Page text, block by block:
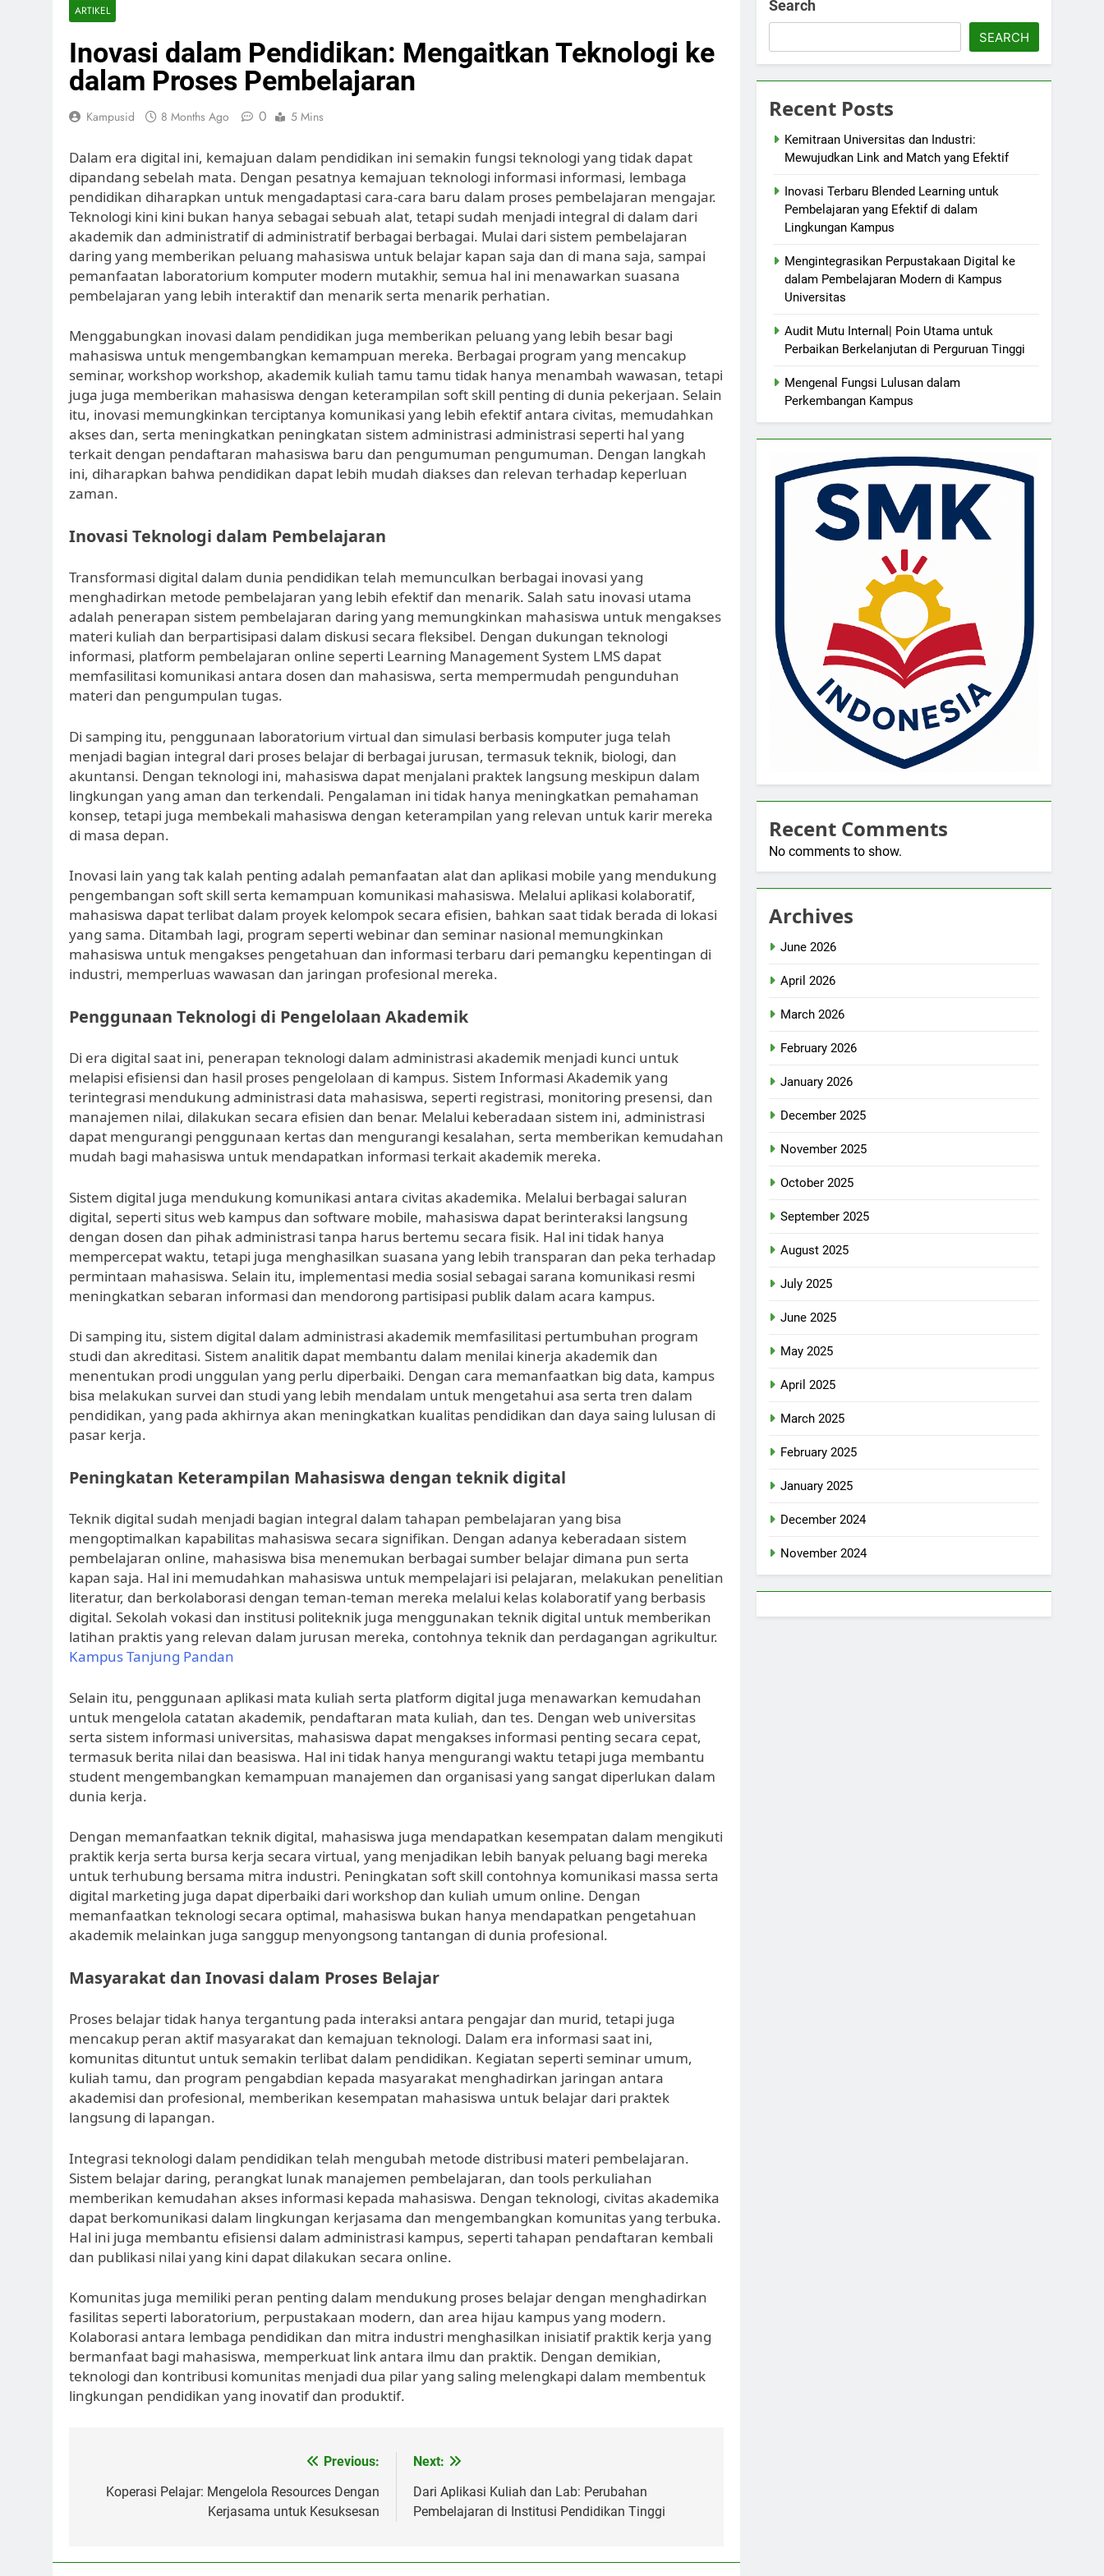
ARTIKEL
Inovasi dalam Pendidikan: Mengaitkan Teknologi ke
dalam Proses Pembelajaran
Kampusid 8 Months Ago 0 5 Mins
Dalam era digital ini, kemajuan dalam pendidikan ini semakin fungsi teknologi yang tidak dapat
dipandang sebelah mata. Dengan pesatnya kemajuan teknologi informasi informasi, lembaga
pendidikan diharapkan untuk mengadaptasi cara-cara baru dalam proses pembelajaran mengajar.
Teknologi kini kini bukan hanya sebagai sebuah alat, tetapi sudah menjadi integral di dalam dari
akademik dan administratif di administratif berbagai berbagai. Mulai dari sistem pembelajaran
daring yang memberikan peluang mahasiswa untuk belajar kapan saja dan di mana saja, sampai
pemanfaatan laboratorium komputer modern mutakhir, semua hal ini menawarkan suasana
pembelajaran yang lebih interaktif dan menarik serta menarik perhatian.
Menggabungkan inovasi dalam pendidikan juga memberikan peluang yang lebih besar bagi
mahasiswa untuk mengembangkan kemampuan mereka. Berbagai program yang mencakup
seminar, workshop workshop, akademik kuliah tamu tamu tidak hanya menambah wawasan, tetapi
juga juga memberikan mahasiswa dengan keterampilan soft skill penting di dunia pekerjaan. Selain
itu, inovasi memungkinkan terciptanya komunikasi yang lebih efektif antara civitas, memudahkan
akses dan, serta meningkatkan peningkatan sistem administrasi administrasi seperti hal yang
terkait dengan pendaftaran mahasiswa baru dan pengumuman pengumuman. Dengan langkah
ini, diharapkan bahwa pendidikan dapat lebih mudah diakses dan relevan terhadap keperluan
zaman.
Inovasi Teknologi dalam Pembelajaran
Transformasi digital dalam dunia pendidikan telah memunculkan berbagai inovasi yang
menghadirkan metode pembelajaran yang lebih efektif dan menarik. Salah satu inovasi utama
adalah penerapan sistem pembelajaran daring yang memungkinkan mahasiswa untuk mengakses
materi kuliah dan berpartisipasi dalam diskusi secara fleksibel. Dengan dukungan teknologi
informasi, platform pembelajaran online seperti Learning Management System LMS dapat
memfasilitasi komunikasi antara dosen dan mahasiswa, serta mempermudah pengunduhan
materi dan pengumpulan tugas.
Di samping itu, penggunaan laboratorium virtual dan simulasi berbasis komputer juga telah
menjadi bagian integral dari proses belajar di berbagai jurusan, termasuk teknik, biologi, dan
akuntansi. Dengan teknologi ini, mahasiswa dapat menjalani praktek langsung meskipun dalam
lingkungan yang aman dan terkendali. Pengalaman ini tidak hanya meningkatkan pemahaman
konsep, tetapi juga membekali mahasiswa dengan keterampilan yang relevan untuk karir mereka
di masa depan.
Inovasi lain yang tak kalah penting adalah pemanfaatan alat dan aplikasi mobile yang mendukung
pengembangan soft skill serta kemampuan komunikasi mahasiswa. Melalui aplikasi kolaboratif,
mahasiswa dapat terlibat dalam proyek kelompok secara efisien, bahkan saat tidak berada di lokasi
yang sama. Ditambah lagi, program seperti webinar dan seminar nasional memungkinkan
mahasiswa untuk mengakses pengetahuan dan informasi terbaru dari pemangku kepentingan di
industri, memperluas wawasan dan jaringan profesional mereka.
Penggunaan Teknologi di Pengelolaan Akademik
Di era digital saat ini, penerapan teknologi dalam administrasi akademik menjadi kunci untuk
melapisi efisiensi dan hasil proses pengelolaan di kampus. Sistem Informasi Akademik yang
terintegrasi mendukung administrasi data mahasiswa, seperti registrasi, monitoring presensi, dan
manajemen nilai, dilakukan secara efisien dan benar. Melalui keberadaan sistem ini, administrasi
dapat mengurangi penggunaan kertas dan mengurangi kesalahan, serta memberikan kemudahan
mudah bagi mahasiswa untuk mendapatkan informasi terkait akademik mereka.
Sistem digital juga mendukung komunikasi antara civitas akademika. Melalui berbagai saluran
digital, seperti situs web kampus dan software mobile, mahasiswa dapat berinteraksi langsung
dengan dosen dan pihak administrasi tanpa harus bertemu secara fisik. Hal ini tidak hanya
mempercepat waktu, tetapi juga menghasilkan suasana yang lebih transparan dan peka terhadap
permintaan mahasiswa. Selain itu, implementasi media sosial sebagai sarana komunikasi resmi
meningkatkan sebaran informasi dan mendorong partisipasi publik dalam acara kampus.
Di samping itu, sistem digital dalam administrasi akademik memfasilitasi pertumbuhan program
studi dan akreditasi. Sistem analitik dapat membantu dalam menilai kinerja akademik dan
menentukan prodi unggulan yang perlu diperbaiki. Dengan cara memanfaatkan big data, kampus
bisa melakukan survei dan studi yang lebih mendalam untuk mengetahui asa serta tren dalam
pendidikan, yang pada akhirnya akan meningkatkan kualitas pendidikan dan daya saing lulusan di
pasar kerja.
Peningkatan Keterampilan Mahasiswa dengan teknik digital
Teknik digital sudah menjadi bagian integral dalam tahapan pembelajaran yang bisa
mengoptimalkan kapabilitas mahasiswa secara signifikan. Dengan adanya keberadaan sistem
pembelajaran online, mahasiswa bisa menemukan berbagai sumber belajar dimana pun serta
kapan saja. Hal ini memudahkan mahasiswa untuk mempelajari isi pelajaran, melakukan penelitian
literatur, dan berkolaborasi dengan teman-teman mereka melalui kelas kolaboratif yang berbasis
digital. Sekolah vokasi dan institusi politeknik juga menggunakan teknik digital untuk memberikan
latihan praktis yang relevan dalam jurusan mereka, contohnya teknik dan perdagangan agrikultur.
Kampus Tanjung Pandan
Selain itu, penggunaan aplikasi mata kuliah serta platform digital juga menawarkan kemudahan
untuk mengelola catatan akademik, pendaftaran mata kuliah, dan tes. Dengan web universitas
serta sistem informasi universitas, mahasiswa dapat mengakses informasi penting secara cepat,
termasuk berita nilai dan beasiswa. Hal ini tidak hanya mengurangi waktu tetapi juga membantu
student mengembangkan kemampuan manajemen dan organisasi yang sangat diperlukan dalam
dunia kerja.
Dengan memanfaatkan teknik digital, mahasiswa juga mendapatkan kesempatan dalam mengikuti
praktik kerja serta bursa kerja secara virtual, yang menjadikan lebih banyak peluang bagi mereka
untuk terhubung bersama mitra industri. Peningkatan soft skill contohnya komunikasi massa serta
digital marketing juga dapat diperbaiki dari workshop dan kuliah umum online. Dengan
memanfaatkan teknologi secara optimal, mahasiswa bukan hanya mendapatkan pengetahuan
akademik melainkan juga sanggup menyongsong tantangan di dunia profesional.
Masyarakat dan Inovasi dalam Proses Belajar
Proses belajar tidak hanya tergantung pada interaksi antara pengajar dan murid, tetapi juga
mencakup peran aktif masyarakat dan kemajuan teknologi. Dalam era informasi saat ini,
komunitas dituntut untuk semakin terlibat dalam pendidikan. Kegiatan seperti seminar umum,
kuliah tamu, dan program pengabdian kepada masyarakat menghadirkan jaringan antara
akademisi dan profesional, memberikan kesempatan mahasiswa untuk belajar dari praktek
langsung di lapangan.
Integrasi teknologi dalam pendidikan telah mengubah metode distribusi materi pembelajaran.
Sistem belajar daring, perangkat lunak manajemen pembelajaran, dan tools perkuliahan
memberikan kemudahan akses informasi kepada mahasiswa. Dengan teknologi, civitas akademika
dapat berkomunikasi dalam lingkungan kerjasama dan mengembangkan komunitas yang terbuka.
Hal ini juga membantu efisiensi dalam administrasi kampus, seperti tahapan pendaftaran kembali
dan publikasi nilai yang kini dapat dilakukan secara online.
Komunitas juga memiliki peran penting dalam mendukung proses belajar dengan menghadirkan
fasilitas seperti laboratorium, perpustakaan modern, dan area hijau kampus yang modern.
Kolaborasi antara lembaga pendidikan dan mitra industri menghasilkan inisiatif praktik kerja yang
bermanfaat bagi mahasiswa, memperkuat link antara ilmu dan praktik. Dengan demikian,
teknologi dan kontribusi komunitas menjadi dua pilar yang saling melengkapi dalam membentuk
lingkungan pendidikan yang inovatif dan produktif.
navigation
Previous:
Koperasi Pelajar: Mengelola Resources Dengan
Kerjasama untuk Kesuksesan
Next:
Dari Aplikasi Kuliah dan Lab: Perubahan
Pembelajaran di Institusi Pendidikan Tinggi
Search
SEARCH
Recent Posts
Kemitraan Universitas dan Industri:
Mewujudkan Link and Match yang Efektif
Inovasi Terbaru Blended Learning untuk
Pembelajaran yang Efektif di dalam
Lingkungan Kampus
Mengintegrasikan Perpustakaan Digital ke
dalam Pembelajaran Modern di Kampus
Universitas
Audit Mutu Internal| Poin Utama untuk
Perbaikan Berkelanjutan di Perguruan Tinggi
Mengenal Fungsi Lulusan dalam
Perkembangan Kampus
Recent Comments
No comments to show.
Archives
June 2026
April 2026
March 2026
February 2026
January 2026
December 2025
November 2025
October 2025
September 2025
August 2025
July 2025
June 2025
May 2025
April 2025
March 2025
February 2025
January 2025
December 2024
November 2024